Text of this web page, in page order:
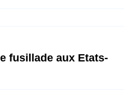
fusillade aux Etats-